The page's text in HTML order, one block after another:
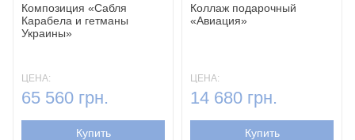
Композиция «Сабля
Карабела и гетманы
Украины»
ЦЕНА:
65 560 грн.
Купить
Коллаж подарочный
«Авиация»
ЦЕНА:
14 680 грн.
Купить